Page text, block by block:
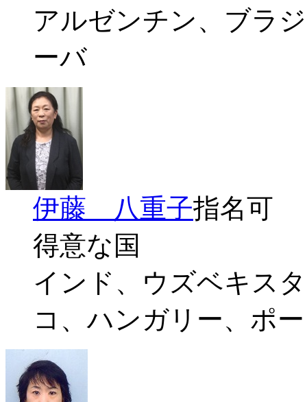
アルゼンチン、ブラ
ーバ
伊藤 八重子指名可
得意な国
インド、ウズベキス
コ、ハンガリー、ポ